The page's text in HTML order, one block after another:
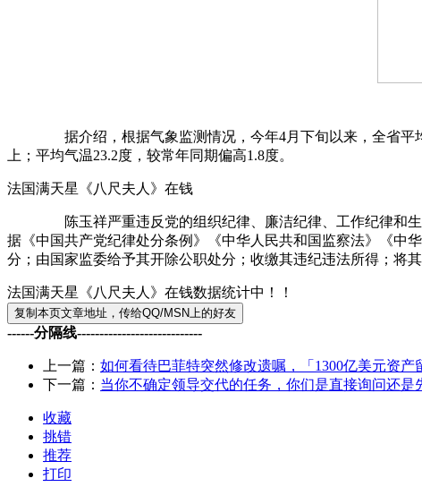
据介绍，根据气象监测情况，今年4月下旬以来，全省平均降
上；平均气温23.2度，较常年同期偏高1.8度。
法国满天星《八尺夫人》在钱
陈玉祥严重违反党的组织纪律、廉洁纪律、工作纪律和生活
据《中国共产党纪律处分条例》《中华人民共和国监察法》《中
分；由国家监委给予其开除公职处分；收缴其违纪违法所得；将
法国满天星《八尺夫人》在钱数据统计中！！
------分隔线----------------------------
上一篇： 如何看待巴菲特突然修改遗嘱，「1300亿美元资
下一篇： 当你不确定领导交代的任务，你们是直接询问还是
收藏
挑错
推荐
打印